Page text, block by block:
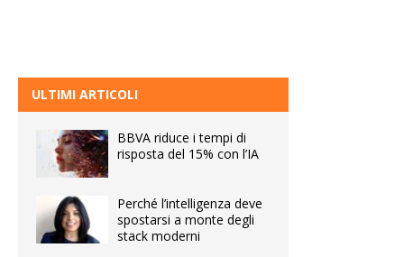
ULTIMI ARTICOLI
BBVA riduce i tempi di
risposta del 15% con l’IA
Perché l’intelligenza deve
spostarsi a monte degli
stack moderni